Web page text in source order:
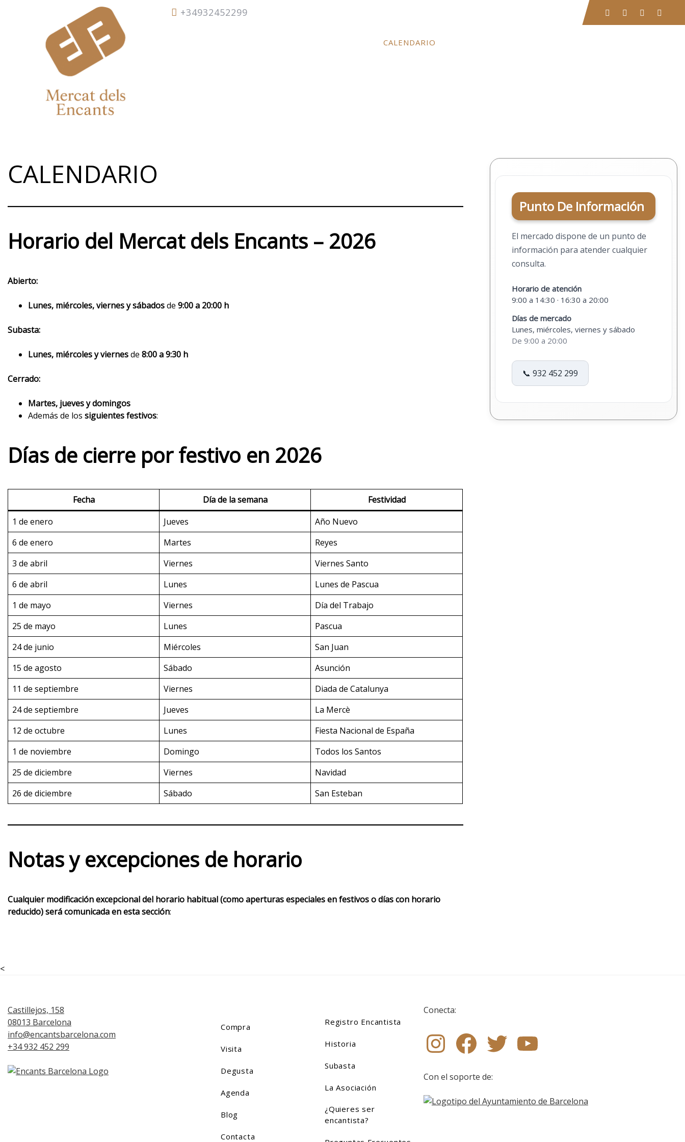
+34932452299
CALENDARIO
CALENDARIO
Horario del Mercat dels Encants – 2026
Abierto:
Lunes, miércoles, viernes y sábadosde 9:00 a 20:00 h
Subasta:
Lunes, miércoles y viernesde 8:00 a 9:30 h
Cerrado:
Martes, jueves y domingos
Además de los siguientes festivos:
Días de cierre por festivo en 2026
Fecha Día de la semana
Festividad
1 de enero
Jueves
Año Nuevo
6 de enero
Martes
Reyes
3 de abril
Viernes
Viernes Santo
6 de abril
Lunes
Lunes de Pascua
1 de mayo
Viernes
Día del Trabajo
25 de mayo
Lunes
Pascua
24 de junio
Miércoles
San Juan
15 de agosto
Sábado
Asunción
11 de septiembre
Viernes
Diada de Catalunya
24 de septiembre
Jueves
La Mercè
12 de octubre
Lunes
Fiesta Nacional de España
1 de noviembre
Domingo
Todos los Santos
25 de diciembre
Viernes
Navidad
26 de diciembre
Sábado San Esteban
Notas y excepciones de horario
Cualquier modificación excepcional del horario habitual (como aperturas especiales en festivos o días con horario
reducido) será comunicada en esta sección:
Punto De Información
El mercado dispone de un punto de
información para atender cualquier
consulta.
Horario de atención
9:00 a 14:30 · 16:30 a 20:00
Días de mercado
Lunes, miércoles, viernes y sábado
De 9:00 a 20:00
📞 932 452 299
<
Castillejos, 158
08013 Barcelona
info@encantsbarcelona.com
+34 932 452 299
Compra
Visita
Degusta
Agenda
Blog
Contacta
Registro Encantista
Historia
Subasta
La Asociación
¿Quieres ser
encantista?
Conecta:
Instagram Facebook
Con el soporte de: